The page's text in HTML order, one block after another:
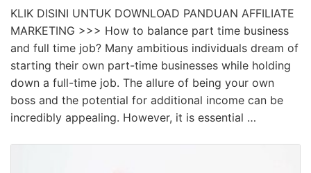
KLIK DISINI UNTUK DOWNLOAD PANDUAN AFFILIATE
MARKETING >>> How to balance part time business
and full time job? Many ambitious individuals dream of
starting their own part-time businesses while holding
down a full-time job. The allure of being your own
boss and the potential for additional income can be
incredibly appealing. However, it is essential …